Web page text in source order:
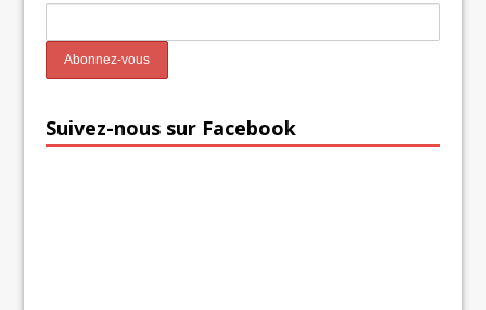
Suivez-nous sur Facebook